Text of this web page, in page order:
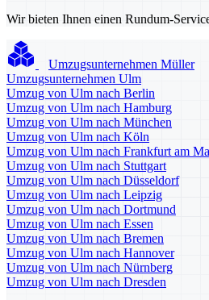
Wir bieten Ihnen einen Rundum-
Umzugsunternehmen Müller
Umzugsunternehmen Ulm
Umzug von Ulm nach Berlin
Umzug von Ulm nach Hamburg
Umzug von Ulm nach München
Umzug von Ulm nach Köln
Umzug von Ulm nach Frankfurt am
Umzug von Ulm nach Stuttgart
Umzug von Ulm nach Düsseldorf
Umzug von Ulm nach Leipzig
Umzug von Ulm nach Dortmund
Umzug von Ulm nach Essen
Umzug von Ulm nach Bremen
Umzug von Ulm nach Hannover
Umzug von Ulm nach Nürnberg
Umzug von Ulm nach Dresden